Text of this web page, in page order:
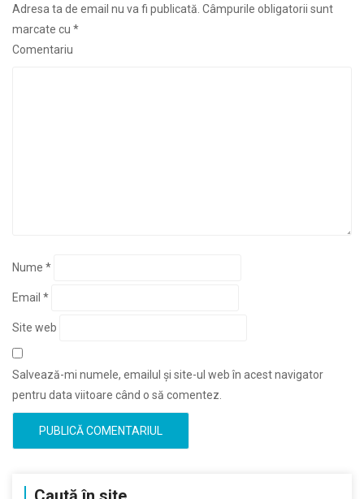
Adresa ta de email nu va fi publicată. Câmpurile obligatorii sunt
marcate cu *
Comentariu
Nume *
Email *
Site web
Salvează-mi numele, emailul și site-ul web în acest navigator
pentru data viitoare când o să comentez.